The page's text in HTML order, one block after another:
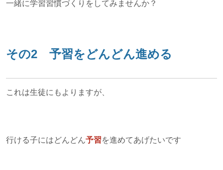
一緒に学習習慣づくりをしてみませんか？
その2 予習をどんどん進める
これは生徒にもよりますが、
行ける子にはどんどん予習を進めてあげたいです